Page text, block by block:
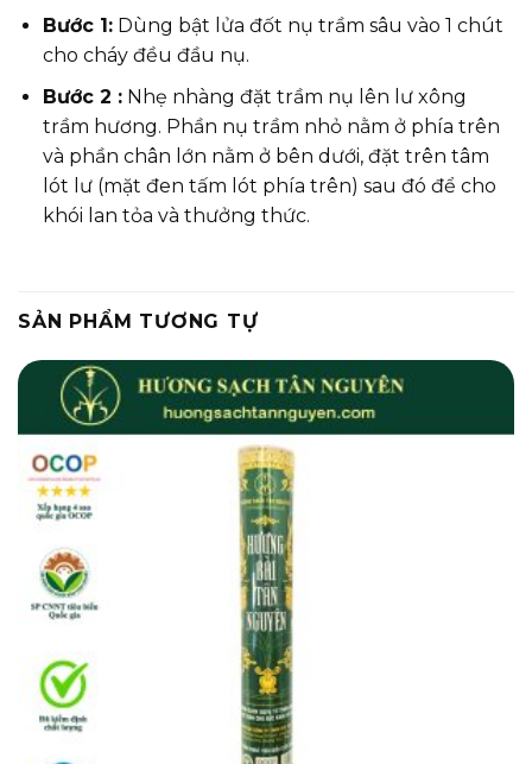
Bước 1:Dùng bật lửa đốt nụ trầm sâu vào 1 chút
cho cháy đều đầu nụ.
Bước 2 :Nhẹ nhàng đặt trầm nụ lên lư xông
trầm hương. Phần nụ trầm nhỏ nằm ở phía trên
và phần chân lớn nằm ở bên dưới, đặt trên tâm
lót lư (mặt đen tấm lót phía trên) sau đó để cho
khói lan tỏa và thưởng thức.
SẢN PHẨM TƯƠNG TỰ